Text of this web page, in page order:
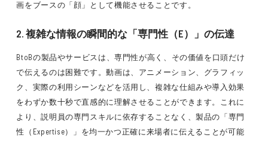
画をブースの「顔」として機能させることです。
2. 複雑な情報の瞬間的な「専門性（E）」の伝達
BtoBの製品やサービスは、専門性が高く、その価値を口頭だけ
で伝えるのは困難です。動画は、アニメーション、グラフィッ
ク、実際の利用シーンなどを活用し、複雑な仕組みや導入効果
をわずか数十秒で直感的に理解させることができます。これに
より、説明員の専門スキルに依存することなく、製品の「専門
性（Expertise）」を均一かつ正確に来場者に伝えることが可能